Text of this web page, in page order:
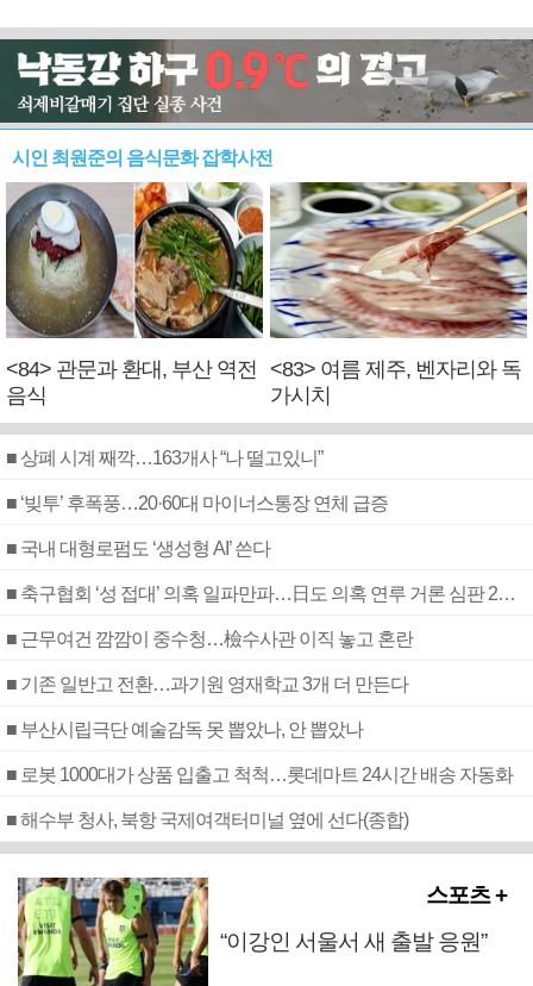
시인 최원준의 음식문화 잡학사전
<84> 관문과 환대, 부산 역전
음식
<83> 여름 제주, 벤자리와 독
가시치
■ 상폐 시계 째깍…163개사 “나 떨고있니”
■ ‘빚투’ 후폭풍…20·60대 마이너스통장 연체 급증
■ 국내 대형로펌도 ‘생성형 AI’ 쓴다
■ 축구협회 ‘성 접대’ 의혹 일파만파…日도 의혹 연루 거론 심판 2명 조사
■ 근무여건 깜깜이 중수청…檢수사관 이직 놓고 혼란
■ 기존 일반고 전환…과기원 영재학교 3개 더 만든다
■ 부산시립극단 예술감독 못 뽑았나, 안 뽑았나
■ 로봇 1000대가 상품 입출고 척척…롯데마트 24시간 배송 자동화
■ 해수부 청사, 북항 국제여객터미널 옆에 선다(종합)
스포츠 +
“이강인 서울서 새 출발 응원”